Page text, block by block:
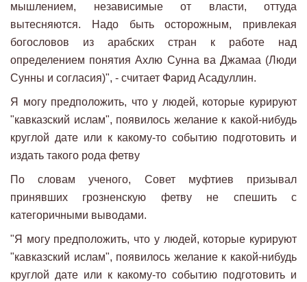
мышлением, независимые от власти, оттуда
вытесняются. Надо быть осторожным, привлекая
богословов из арабских стран к работе над
определением понятия Ахлю Сунна ва Джамаа (Люди
Сунны и согласия)", - считает Фарид Асадуллин.
Я могу предположить, что у людей, которые курируют
"кавказский ислам", появилось желание к какой-нибудь
круглой дате или к какому-то событию подготовить и
издать такого рода фетву
По словам ученого, Совет муфтиев призывал
принявших грозненскую фетву не спешить с
категоричными выводами.
"Я могу предположить, что у людей, которые курируют
"кавказский ислам", появилось желание к какой-нибудь
круглой дате или к какому-то событию подготовить и